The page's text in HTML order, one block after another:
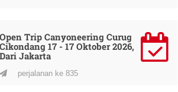
Open Trip Canyoneering Curug
Cikondang 17 - 17 Oktober 2026,
Dari Jakarta
perjalanan ke 835